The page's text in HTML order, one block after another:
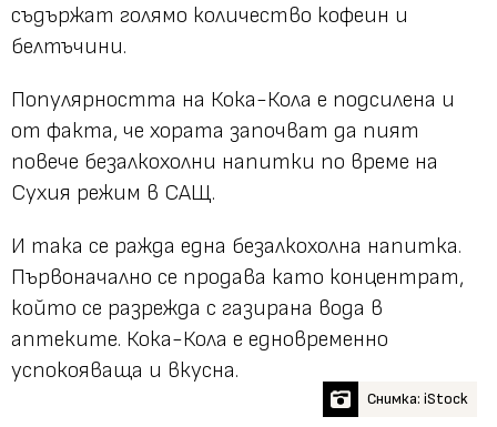
съдържат голямо количество кофеин и
белтъчини.
Популярността на Кока-Кола е подсилена и
от факта, че хората започват да пият
повече безалкохолни напитки по време на
Сухия режим в САЩ.
И така се ражда една безалкохолна напитка.
Първоначално се продава като концентрат,
който се разрежда с газирана вода в
аптеките. Кока-Кола е едновременно
успокояваща и вкусна.
Снимка: iStock